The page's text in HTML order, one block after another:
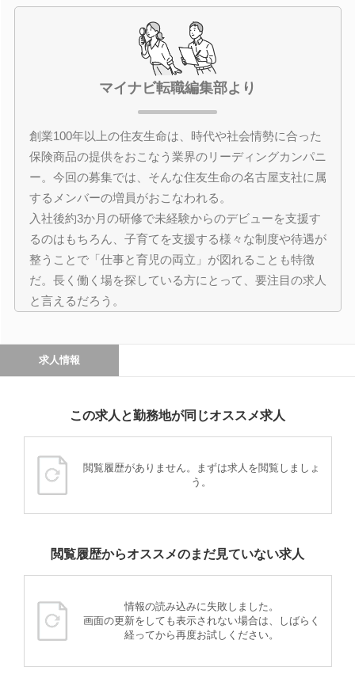
マイナビ転職編集部より
創業100年以上の住友生命は、時代や社会情勢に合った
保険商品の提供をおこなう業界のリーディングカンパニ
ー。今回の募集では、そんな住友生命の名古屋支社に属
するメンバーの増員がおこなわれる。
入社後約3か月の研修で未経験からのデビューを支援す
るのはもちろん、子育てを支援する様々な制度や待遇が
整うことで「仕事と育児の両立」が図れることも特徴
だ。長く働く場を探している方にとって、要注目の求人
と言えるだろう。
求人情報
この求人と勤務地が同じオススメ求人
閲覧履歴がありません。まずは求人を閲覧しましょ
う。
閲覧履歴からオススメのまだ見ていない求人
情報の読み込みに失敗しました。
画面の更新をしても表示されない場合は、しばらく
経ってから再度お試しください。